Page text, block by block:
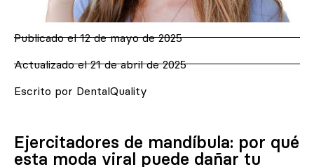
Publicado el 12 de mayo de 2025
Actualizado el 21 de abril de 2025
Escrito por DentalQuality
Ejercitadores de mandíbula: por qué
esta moda viral puede dañar tu